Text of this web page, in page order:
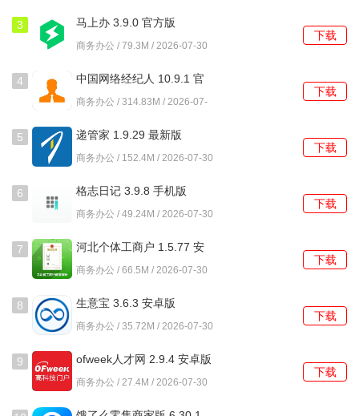
美观，提升了整体的阅读体验。
5、录音转文字功能，支持将音频文件转换为文字，方便用户
6、翻译小助手，通过拍照或导入文本实现即时翻译，满足多
语言需求。
常见问题及解决方法
1、软件无法识别图片中的文字怎么办?
片。如果问题仍然存在，尝试重新拍摄并导入新的图片。
2、如何调整识别后的文字排版?
在识别完成后，您可以使用智能排版功能，软件会自动优化
文字布局，您也可以手动进行微调以满足个人需求。
3、录音转文字的准确率低怎么办?
请确保录音环境安静，避免背景噪音。如果录音质量不佳，
3 马上办 3.9.0 官方版
商务办公 / 79.3M / 2026-07-30
下载
4
中国网络经纪人 10.9.1 官
方版
商务办公 / 314.83M / 2026-07-
下载
5 递管家 1.9.29 最新版
商务办公 / 152.4M / 2026-07-30
下载
6 格志日记 3.9.8 手机版
商务办公 / 49.24M / 2026-07-30
下载
7
河北个体工商户 1.5.77 安
卓版
商务办公 / 66.5M / 2026-07-30
下载
8 生意宝 3.6.3 安卓版
商务办公 / 35.72M / 2026-07-30
下载
9 ofweek人才网 2.9.4 安卓版
商务办公 / 27.4M / 2026-07-30
下载